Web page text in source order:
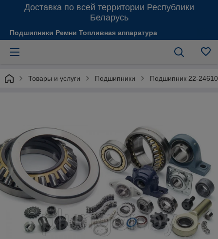
Доставка по всей территории Республики
Беларусь
Подшипники Ремни Топливная аппаратура
Товары и услуги Подшипники Подшипник 22-